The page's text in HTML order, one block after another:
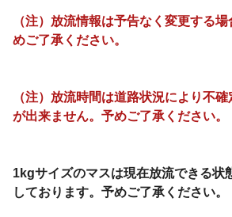
（注）放流情報は予告なく変更する
めご了承ください。
（注）放流時間は道路状況により不
が出来ません。予めご了承ください。
1kgサイズのマスは現在放流できる状
しております。予めご了承ください。